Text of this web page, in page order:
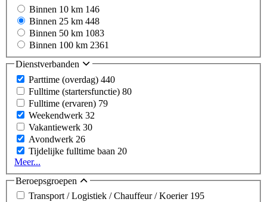
Binnen 10 km 146
Binnen 25 km 448
Binnen 50 km 1083
Binnen 100 km 2361
Dienstverbanden
Parttime (overdag) 440
Fulltime (startersfunctie) 80
Fulltime (ervaren) 79
Weekendwerk 32
Vakantiewerk 30
Avondwerk 26
Tijdelijke fulltime baan 20
Meer...
Beroepsgroepen
Transport / Logistiek / Chauffeur / Koerier 195